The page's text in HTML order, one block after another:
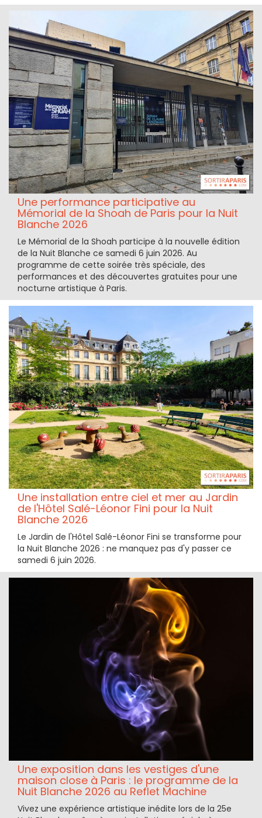
Une performance participative au
Mémorial de la Shoah de Paris pour la Nuit
Blanche 2026
Le Mémorial de la Shoah participe à la nouvelle édition
de la Nuit Blanche ce samedi 6 juin 2026. Au
programme de cette soirée très spéciale, des
performances et des découvertes gratuites pour une
nocturne artistique à Paris.
Une installation entre ciel et mer au Jardin
de l'Hôtel Salé-Léonor Fini pour la Nuit
Blanche 2026
Le Jardin de l'Hôtel Salé-Léonor Fini se transforme pour
la Nuit Blanche 2026 : ne manquez pas d'y passer ce
samedi 6 juin 2026.
Une exposition dans les vestiges d'une
maison close à Paris : le programme de la
Nuit Blanche 2026 au Reflet Machine
Vivez une expérience artistique inédite lors de la 25e